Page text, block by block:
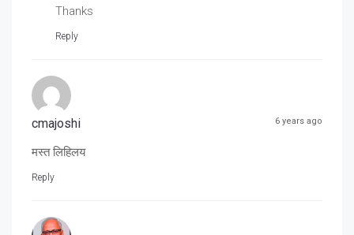
Thanks
Reply
cmajoshi 6 years ago
मस्त लिहिलय
Reply